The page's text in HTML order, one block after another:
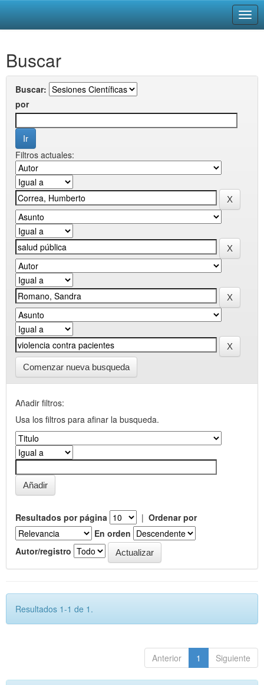
navigation
Buscar
Buscar:
por
Filtros actuales:
Comenzar nueva busqueda
Añadir filtros:
Usa los filtros para afinar la busqueda.
Resultados por página | Ordenar por
En orden
Autor/registro
Resultados 1-1 de 1.
Anterior 1 Siguiente